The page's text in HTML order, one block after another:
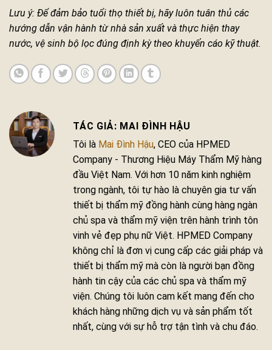
Lưu ý: Để đảm bảo tuổi thọ thiết bị, hãy luôn tuân thủ các
hướng dẫn vận hành từ nhà sản xuất và thực hiện thay
nước, vệ sinh bộ lọc đúng định kỳ theo khuyến cáo kỹ thuật.
MAI ĐÌNH HẬU
Tôi là Mai Đình Hậu, CEO của HPMED
Company - Thương Hiệu Máy Thẩm Mỹ hàng
đầu Việt Nam. Với hơn 10 năm kinh nghiệm
trong ngành, tôi tự hào là chuyên gia tư vấn
thiết bị thẩm mỹ đồng hành cùng hàng ngàn
chủ spa và thẩm mỹ viện trên hành trình tôn
vinh vẻ đẹp phụ nữ Việt. HPMED Company
không chỉ là đơn vị cung cấp các giải pháp và
thiết bị thẩm mỹ mà còn là người bạn đồng
hành tin cậy của các chủ spa và thẩm mỹ
viện. Chúng tôi luôn cam kết mang đến cho
khách hàng những dịch vụ và sản phẩm tốt
nhất, cùng với sự hỗ trợ tận tình và chu đáo.